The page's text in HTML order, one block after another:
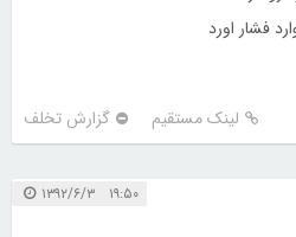
فشار اورد
لینک مستقیم گزارش تخلف
۱۹:۵۰ ۱۳۹۲/۶/۳